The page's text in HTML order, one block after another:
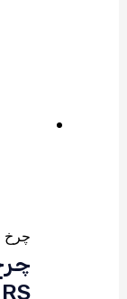
چرخ
RS